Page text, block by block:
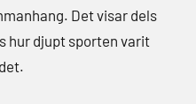
Det visar dels
hur djupt sporten varit